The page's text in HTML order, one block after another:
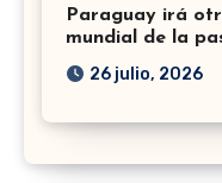
Paraguay irá
mundial de la
26 julio, 2026